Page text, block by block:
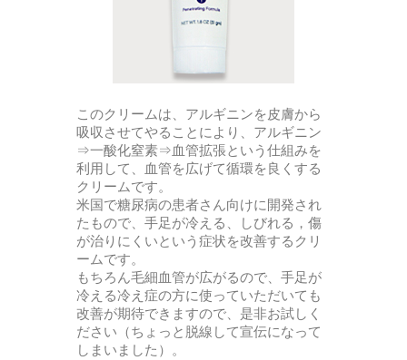
このクリームは、アルギニンを皮膚から
吸収させてやることにより、アルギニン
⇒一酸化窒素⇒血管拡張という仕組みを
利用して、血管を広げて循環を良くする
クリームです。
米国で糖尿病の患者さん向けに開発され
たもので、手足が冷える、しびれる，傷
が治りにくいという症状を改善するクリ
ームです。
もちろん毛細血管が広がるので、手足が
冷える冷え症の方に使っていただいても
改善が期待できますので、是非お試しく
ださい（ちょっと脱線して宣伝になって
しまいました）。